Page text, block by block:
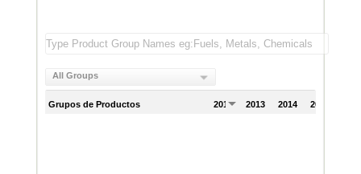
All Groups
Grupos de Productos 2012 2013 2014 2015